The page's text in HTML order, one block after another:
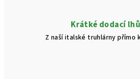
Krátké dodací
Z naší italské truhlárny přímo